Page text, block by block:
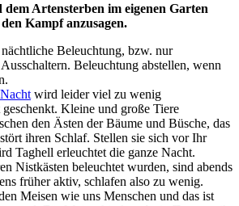
Artensterben im eigenen Garten
Kampf anzusagen.
Beleuchtung, bzw. nur
Beleuchtung abstellen, wenn
wird leider viel zu wenig
Kleine und große Tiere
den Ästen der Bäume und Büsche, das
ihren Schlaf. Stellen sie sich vor Ihr
Taghell erleuchtet die ganze Nacht.
Nistkästen beleuchtet wurden, sind abends
früher aktiv, schlafen also zu wenig.
Meisen wie uns Menschen und das ist